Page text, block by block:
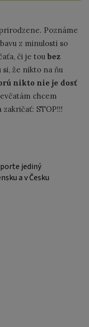
Poznáme
z minulosti so
či je tou bez
si, že nikto na ňu
nikto nie je dosť
chcem
STOP!!!